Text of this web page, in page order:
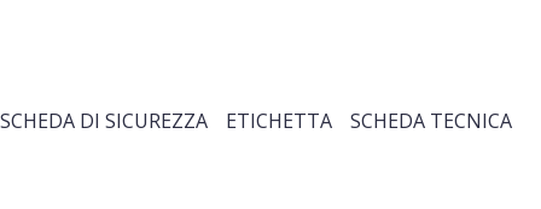
SCHEDA DI SICUREZZA ETICHETTA SCHEDA TECNICA